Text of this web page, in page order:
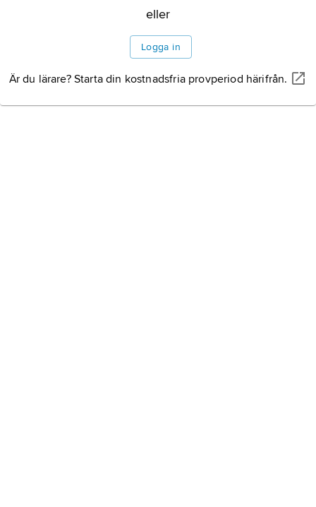
eller
Logga in
Är du lärare? Starta din kostnadsfria provperiod härifrån.